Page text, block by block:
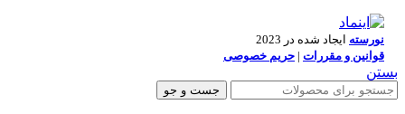
نورسته ایجاد شده در 2023
قوانین و مقررات | حریم خصوصی
بستن
جست و جو